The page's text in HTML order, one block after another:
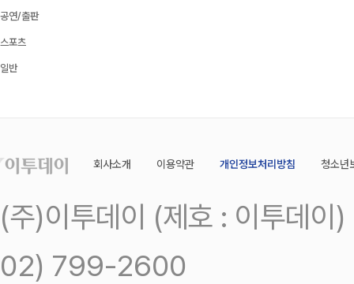
공연/출판
스포츠
일반
회사소개 이용약관 개인정보처리방침 청소년
(주)이투데이 (제호 : 이투데
02) 799-2600